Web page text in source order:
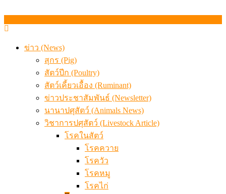
ข่าว (News)
สุกร (Pig)
สัตว์ปีก (Poultry)
สัตว์เคี้ยวเอื้อง (Ruminant)
ข่าวประชาสัมพันธ์ (Newsletter)
นานาปศุสัตว์ (Animals News)
วิชาการปศุสัตว์ (Livestock Article)
โรคในสัตว์
โรคควาย
โรควัว
โรคหมู
โรคไก่